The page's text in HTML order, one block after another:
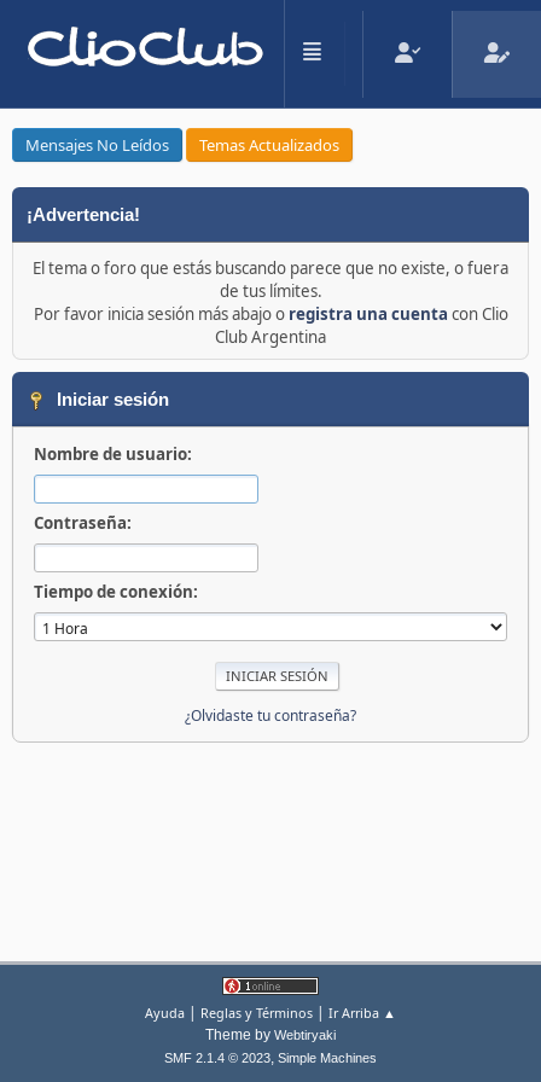
Mensajes No Leídos Temas Actualizados
¡Advertencia!
El tema o foro que estás buscando parece que no existe, o fuera
de tus límites.
Por favor inicia sesión más abajo o registra una cuenta con Clio
Club Argentina
Iniciar sesión
Nombre de usuario:
Contraseña:
Tiempo de conexión:
¿Olvidaste tu contraseña?
Ayuda | Reglas y Términos | Ir Arriba ▲
Theme by Webtiryaki
SMF 2.1.4 © 2023, Simple Machines